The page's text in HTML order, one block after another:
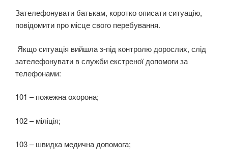
Зателефонувати батькам, коротко описати ситуацію,
повідомити про місце свого перебування.
Якщо ситуація вийшла з-під контролю дорослих, слід
зателефонувати в служби екстреної допомоги за
телефонами:
101 – пожежна охорона;
102 – міліція;
103 – швидка медична допомога;